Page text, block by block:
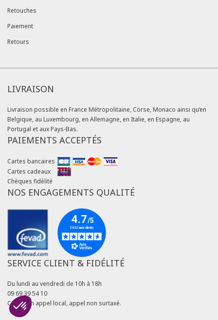
Retouches
Paiement
Retours
LIVRAISON
Livraison possible en France Métropolitaine, Corse, Monaco ainsi qu’en
Belgique, au Luxembourg, en Allemagne, en Italie, en Espagne, au
Portugal et aux Pays-Bas.
PAIEMENTS ACCEPTÉS
Cartes bancaires
Cartes cadeaux
Chèques fidélité
NOS ENGAGEMENTS QUALITÉ
SERVICE CLIENT & FIDÉLITÉ
Du lundi au vendredi de 10h à 18h
09 69 39 54 10
Coût d'un appel local, appel non surtaxé.